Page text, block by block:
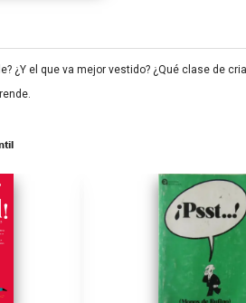
¿Y el que va mejor vestido? ¿Qué clase de